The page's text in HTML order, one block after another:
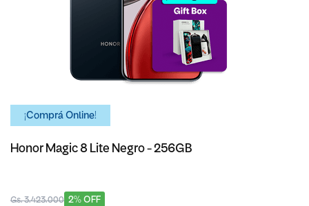
¡Comprá Online!
Honor Magic 8 Lite Negro - 256GB
2% OFF
Gs. 3.423.000